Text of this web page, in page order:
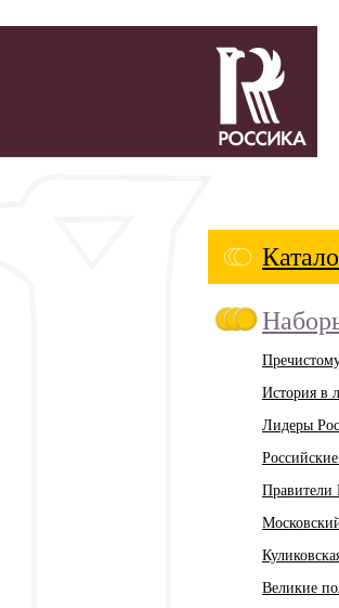
Россика
История в
Лидеры
Правители
Великие